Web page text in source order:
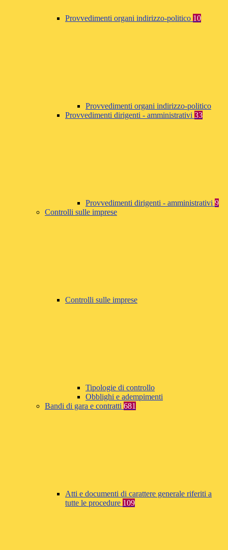
Provvedimenti organi indirizzo-politico 10
Provvedimenti organi indirizzo-politico
Provvedimenti dirigenti - amministrativi 33
Provvedimenti dirigenti - amministrativi 9
Controlli sulle imprese
Controlli sulle imprese
Tipologie di controllo
Obblighi e adempimenti
Bandi di gara e contratti 681
Atti e documenti di carattere generale riferiti a
tutte le procedure 109